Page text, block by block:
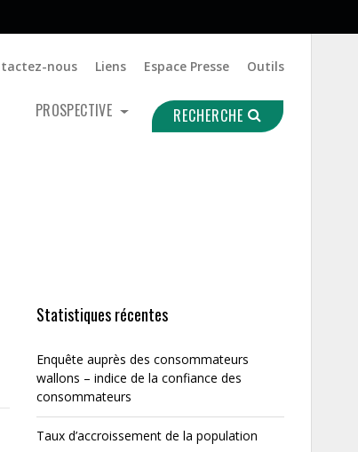
nous Liens Espace Presse Outils
PROSPECTIVE RECHERCHE
Statistiques récentes
Enquête auprès des consommateurs
wallons – indice de la confiance des
consommateurs
Taux d’accroissement de la population